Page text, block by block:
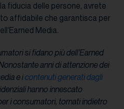
fiducia delle persone, avrete
affidabile che garantisca per
Media.
si fidano più dell’Earned
anni di attenzione dei
e icontenuti generati dagli
hanno innescato
i consumatori, tornati indietro